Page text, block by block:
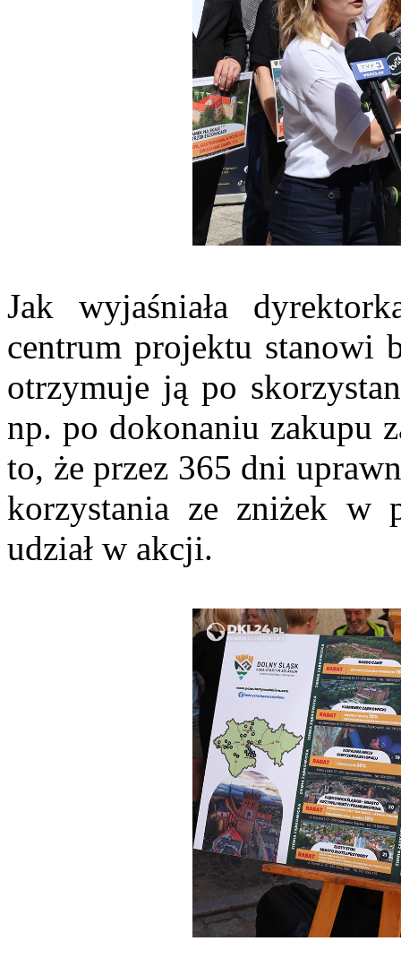
Jak wyjaśniała
centrum projektu stanowi
otrzymuje ją po
np. po dokonaniu zakupu
to, że przez 365 dni
korzystania ze zniżek w
udział w akcji.